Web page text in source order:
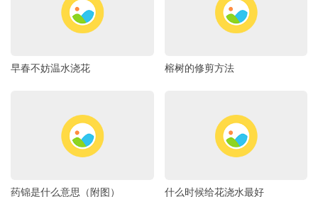
早春不妨温水浇花 榕树的修剪方法
药锦是什么意思（附图） 什么时候给花浇水最好